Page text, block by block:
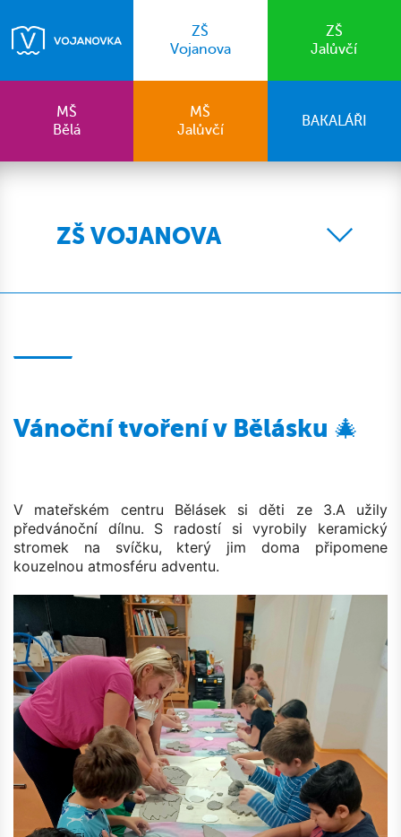
ZŠ
Vojanova
ZŠ
Jalůvčí
MŠ
Bělá
MŠ
Jalůvčí
BAKALÁŘI
ZŠ VOJANOVA
Vánoční tvoření v Bělásku 🎄
V mateřském centru Bělásek si děti ze 3.A užily
předvánoční dílnu. S radostí si vyrobily keramický
stromek na svíčku, který jim doma připomene
kouzelnou atmosféru adventu.